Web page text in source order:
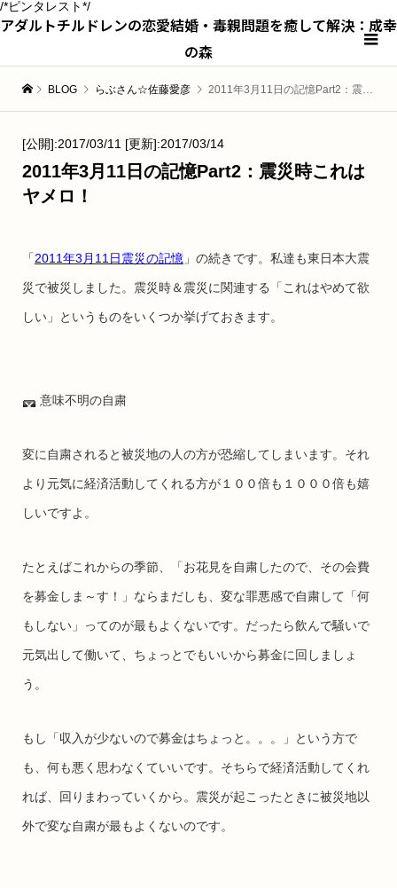
/*ピンタレスト*/
アダルトチルドレンの恋愛結婚・毒親問題を癒して解決：成幸
の森
BLOG らぶさん☆佐藤愛彦 2011年3月11日の記憶Part2：震災時これはヤメロ！
[公開]:2017/03/11 [更新]:2017/03/14
2011年3月11日の記憶Part2：震災時これは
ヤメロ！
「2011年3月11日震災の記憶」の続きです。私達も東日本大震
災で被災しました。震災時＆震災に関連する「これはやめて欲
しい」というものをいくつか挙げておきます。
意味不明の自粛
変に自粛されると被災地の人の方が恐縮してしまいます。それ
より元気に経済活動してくれる方が１００倍も１０００倍も嬉
しいですよ。
たとえばこれからの季節、「お花見を自粛したので、その会費
を募金しま～す！」ならまだしも、変な罪悪感で自粛して「何
もしない」ってのが最もよくないです。だったら飲んで騒いで
元気出して働いて、ちょっとでもいいから募金に回しましょ
う。
もし「収入が少ないので募金はちょっと。。。」という方で
も、何も悪く思わなくていいです。そちらで経済活動してくれ
れば、回りまわっていくから。震災が起こったときに被災地以
外で変な自粛が最もよくないのです。